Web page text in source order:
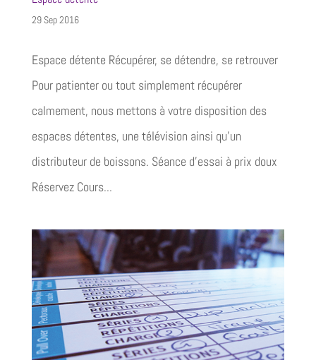
29 Sep 2016
Espace détente Récupérer, se détendre, se retrouver
Pour patienter ou tout simplement récupérer
calmement, nous mettons à votre disposition des
espaces détentes, une télévision ainsi qu’un
distributeur de boissons. Séance d'essai à prix doux
Réservez Cours...